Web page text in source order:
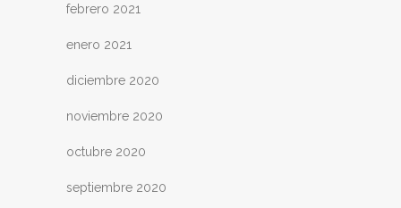
febrero 2021
enero 2021
diciembre 2020
noviembre 2020
octubre 2020
septiembre 2020